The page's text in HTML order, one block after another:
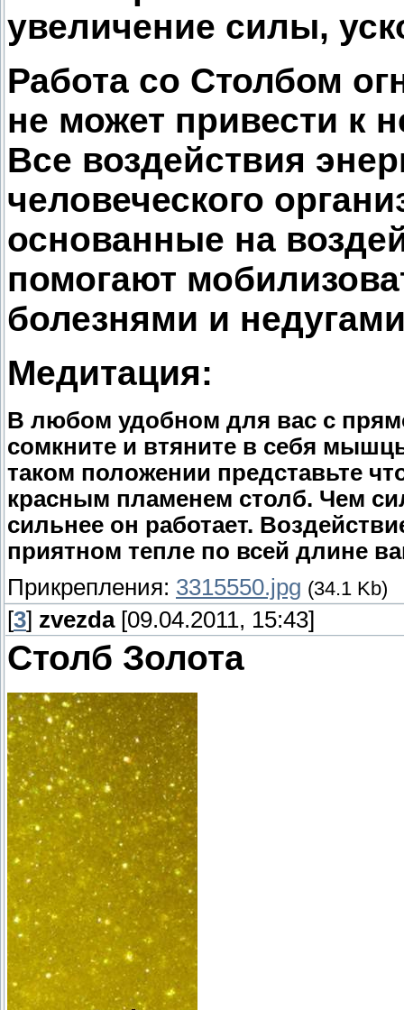
увеличение силы,
Работа со Столбом
не может привести к
Все воздействия
человеческого
основанные на
помогают
болезнями и
Медитация:
В любом удобном для вас с
сомкните и втяните в себя
таком положении представьте
красным пламенем столб. Чем
сильнее он работает.
приятном тепле по всей длине
Прикрепления: 3315550.jpg (34.1 Kb)
[3] zvezda[09.04.2011, 15:43]
Столб Золота